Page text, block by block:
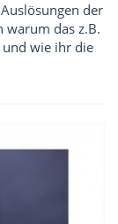
der
warum das z.B.
wie ihr die